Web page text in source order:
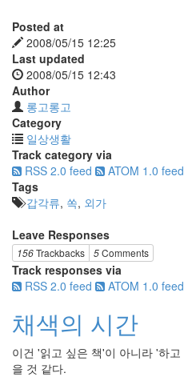
Posted at
2008/05/15 12:25
Last updated
2008/05/15 12:43
Author
롱고롱고
Category
일상생활
Track category via
RSS 2.0 feed
ATOM 1.0 feed
Tags
갑각류, 쏙, 외가
Leave Responses
156Trackbacks 5Comments
Track responses via
RSS 2.0 feed
ATOM 1.0 feed
채색의 시간
이건 '읽고 싶은 책'이 아니라 '하
을 것 같다.